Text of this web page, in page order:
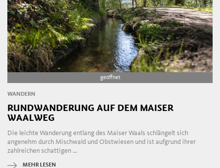
geöffnet
WANDERN
RUNDWANDERUNG AUF DEM MAISER
WAALWEG
Die leichte Wanderung entlang des Maiser Waals schlängelt sich
angenehm durch Mischwald und Obstwiesen und ist aufgrund ihrer
zahlreichen schattigen ...
MEHR LESEN